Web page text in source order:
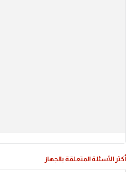
أكثر الأسئلة المتعلقة بالجهاز